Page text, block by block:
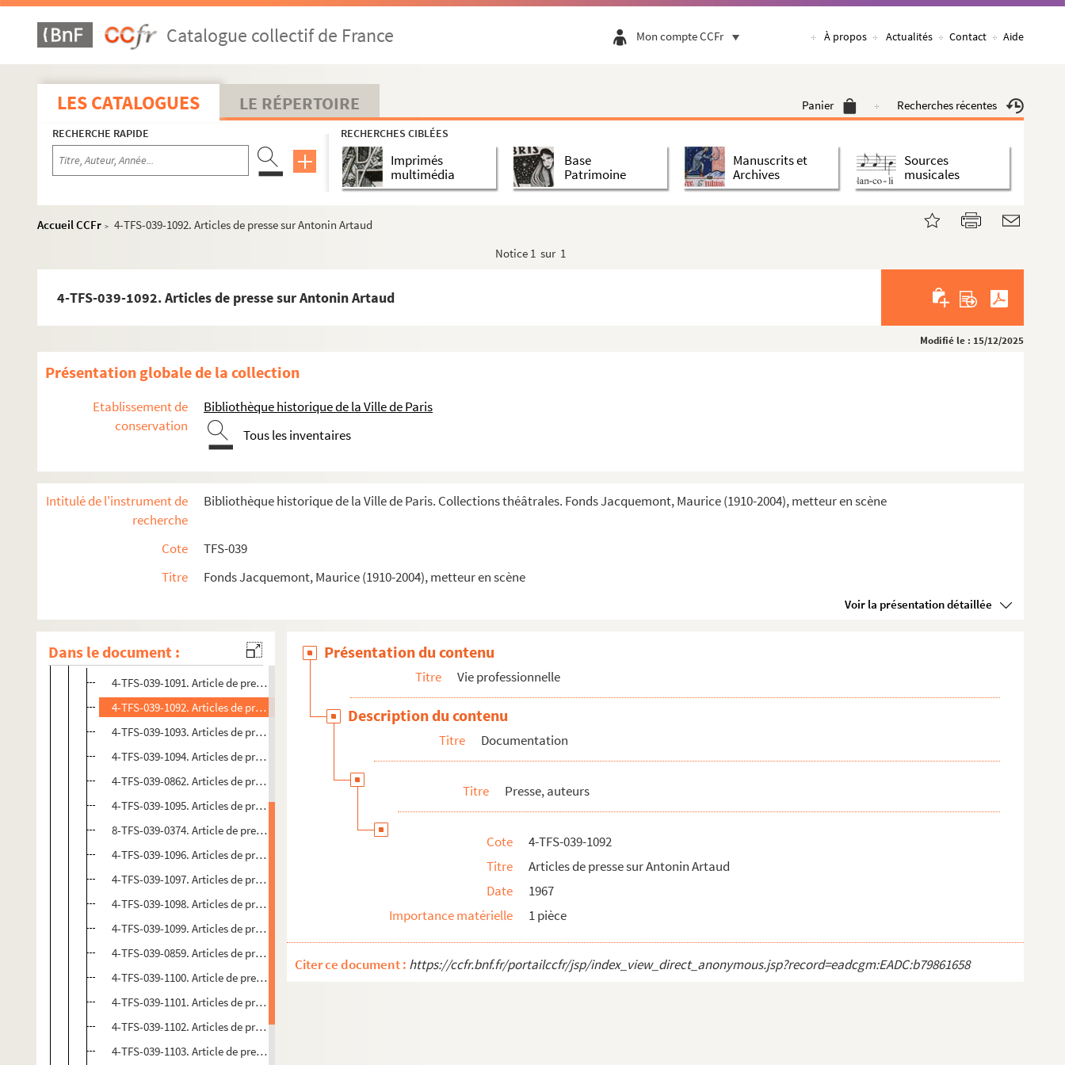
Catalogue collectif de France Mon compte CCFr À propos Actualités Contact Aide
LES CATALOGUES LE RÉPERTOIRE Panier Recherches récentes
RECHERCHE RAPIDE RECHERCHES CIBLÉES
Imprimés
multimédia
Base
Patrimoine
Manuscrits et
Archives
Sources
musicales
Accueil CCFr > 4-TFS-039-1092. Articles de presse sur Antonin Artaud
Notice 1 sur 1
4-TFS-039-1092. Articles de presse sur Antonin Artaud
Modifié le : 15/12/2025
Présentation globale de la collection
Etablissement de
conservation
Bibliothèque historique de la Ville de Paris
Tous les inventaires
Intitulé de l'instrument de
recherche
Bibliothèque historique de la Ville de Paris. Collections théâtrales. Fonds Jacquemont, Maurice (1910-2004), metteur en scène
Cote
TFS-039
Titre
Fonds Jacquemont, Maurice (1910-2004), metteur en scène
Voir la présentation détaillée
Dans le document :
Vie professionnelle
Acteur
Metteur en scène
Directeur de théâtre, de festivals, de compagnies théâtrales
Spectateur
Jacques Copeau
Louis Jouvet
Etudes sur le théâtre
Théâtre pour enfants de Léon Chancerel
Presse
Presse, auteurs
4-TFS-039-1091. Article de presse sur Alphonse Allais
4-TFS-039-1092. Articles de presse sur Antonin Artaud
4-TFS-039-1093. Articles de presse sur Marcel Aymé
4-TFS-039-1094. Articles de presse sur Honoré de Balzac
4-TFS-039-0862. Articles de presse sur Jean-Louis Barrault
4-TFS-039-1095. Articles de presse sur Charles Baudelaire
8-TFS-039-0374. Article de presse sur Maurice Béjart
4-TFS-039-1096. Articles de presse sur Georges Bernanos
4-TFS-039-1097. Articles de presse sur Antoine Blondin
4-TFS-039-1098. Articles de presse sur René Char
4-TFS-039-1099. Articles de presse sur Paul Claudel
4-TFS-039-0859. Articles de presse sur Jean Cocteau
4-TFS-039-1100. Article de presse sur Benjamin Constant
4-TFS-039-1101. Articles de presse sur Lawrence Durrell
4-TFS-039-1102. Articles de presse sur André Gide
4-TFS-039-1103. Article de presse sur Jean Giono
Présentation du contenu
Titre Vie professionnelle
Description du contenu
Titre Documentation
Titre Presse, auteurs
Cote
4-TFS-039-1092
Titre
Articles de presse sur Antonin Artaud
Date
1967
Importance matérielle
1 pièce
Citer ce document : https://ccfr.bnf.fr/portailccfr/jsp/index_view_direct_anonymous.jsp?record=eadcgm:EADC:b79861658